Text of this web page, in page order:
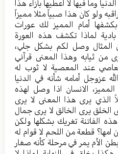
وما فيها لا اعطيها بأزاء هذا
ولو كان هذا صبياً مثلا مميزاً
أمام المميز لك عورات
لماذا تكشف هذه العورة
المثال وصل لكم بشكل جلي،
من ثيابه وهذا المعنى قرآني
عند المعصية لا ثوب له
عزوجل أمامه شأنه في الدنيا
الانسان اذا وصل لهذه
الذي يرى هذا المعنى لا يرى
الخلق يرى الخالق لا يرى جمال
الفاتنة تغريك بشكلها ولكن
قطعة من اللحم لا قوام له
الأم يمر في مرحلة كأنه صغار